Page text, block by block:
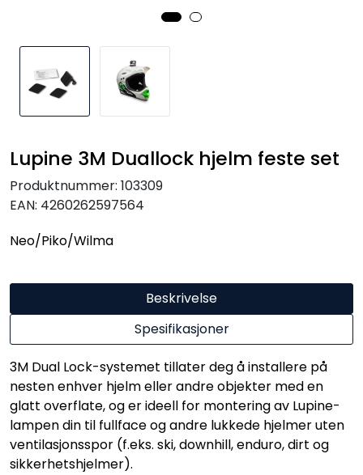
Lupine 3M Duallock hjelm feste set
Produktnummer: 103309
EAN: 4260262597564
Neo/Piko/Wilma
Beskrivelse
Spesifikasjoner
3M Dual Lock-systemet tillater deg å installere på
nesten enhver hjelm eller andre objekter med en
glatt overflate, og er ideell for montering av Lupine-
lampen din til fullface og andre lukkede hjelmer uten
ventilasjonsspor (f.eks. ski, downhill, enduro, dirt og
sikkerhetshjelmer).